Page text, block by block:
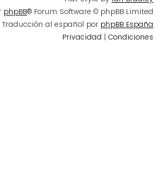
phpBB® Forum Software © phpBB Limited
Traducción al español por phpBB España
Privacidad | Condiciones